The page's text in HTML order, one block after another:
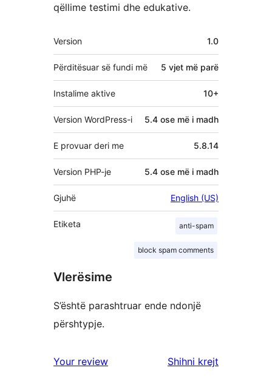
qëllime testimi dhe edukative.
Të
tjera
Version 1.0
Përditësuar së fundi më 5 vjet më parë
Instalime aktive 10+
Version WordPress-i 5.4 ose më i madh
E provuar deri me 5.8.14
Version PHP-je 5.4 ose më i madh
Gjuhë English (US)
Etiketa anti-spam
block spam comments
Vlerësime
S’është parashtruar ende ndonjë
përshtypje.
Your review Shihni krejt